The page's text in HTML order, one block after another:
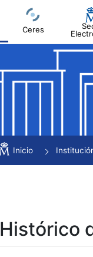
Ceres
Mostrar/Ocultar
Mostrar/Ocultar
Mostrar/Ocultar
Inicio
Histórico